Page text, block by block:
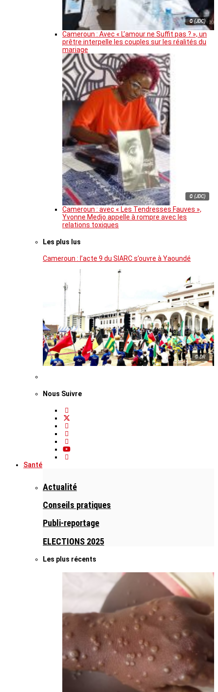
© (JDC)
Cameroun : Avec « L’amour ne Suffit pas ? », un
prêtre interpelle les couples sur les réalités du
mariage
© (JDC)
Cameroun : avec « Les Tendresses Fauves »,
Yvonne Medjo appelle à rompre avec les
relations toxiques
Les plus lus
Cameroun : l’acte 9 du SIARC s’ouvre à Yaoundé
© DR
Nous Suivre
Santé
Actualité
Conseils pratiques
Publi-reportage
ELECTIONS 2025
Les plus récents